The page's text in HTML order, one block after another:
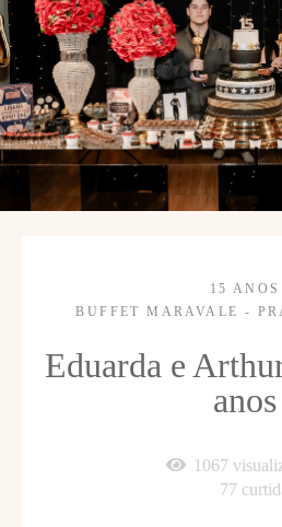
15 ANOS
BUFFET MARAVALE -
Eduarda e
anos
1067
77